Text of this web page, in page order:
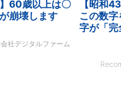
】60歳以上は〇
崩壊します
社デジタルファーム
【昭和
この数
字が「完